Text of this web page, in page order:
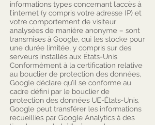
informations types concernant l’accès à
l’internet (y compris votre adresse IP) et
votre comportement de visiteur
analysées de manière anonyme – sont
transmises à Google, qui les stocke pour
une durée limitée, y compris sur des
serveurs installés aux États-Unis.
Conformément à la certification relative
au bouclier de protection des données,
Google déclare qu’il se conforme au
cadre défini par le bouclier de
protection des données UE-États-Unis.
Google peut transférer les informations
recueillies par Google Analytics à des